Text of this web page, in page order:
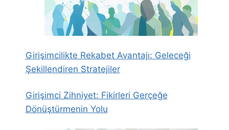
Girişimcilikte Rekabet Avantajı: Geleceği
Şekillendiren Stratejiler
Girişimci Zihniyet: Fikirleri Gerçeğe
Dönüştürmenin Yolu